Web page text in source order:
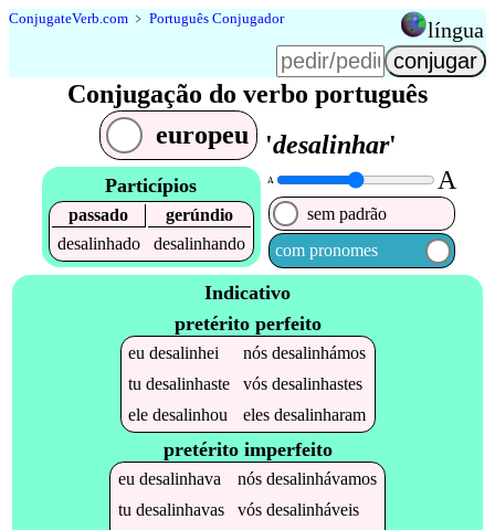
ConjugateVerb.com ﹥ Português Conjugador língua
Conjugação do verbo português
europeu
'desalinhar'
Particípios
passado
gerúndio
desalinhado
desalinhando
A A
sem padrão
com pronomes
Indicativo
pretérito perfeito
eudesalinhei nósdesalinhámos
tudesalinhaste vósdesalinhastes
eledesalinhou elesdesalinharam
pretérito imperfeito
eu desalinhava nós desalinhávamos
tu desalinhavas vós desalinháveis